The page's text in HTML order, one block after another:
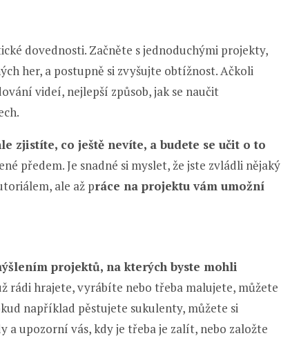
dovednosti. Začněte s jednoduchými projekty,
her, a postupně si zvyšujte obtížnost. Ačkoli
videí, nejlepší způsob, jak se naučit
zjistíte, co ještě nevíte, a budete se učit o to
předem. Je snadné si myslet, že jste zvládli nějaký
ale až práce na projektu vám umožní
projektů, na kterých byste mohli
rádi hrajete, vyrábíte nebo třeba malujete, můžete
například pěstujete sukulenty, můžete si
upozorní vás, kdy je třeba je zalít, nebo založte